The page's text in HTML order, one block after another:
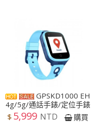
GPSKD1000 EH
4g/5g/通話手錶/定位手錶
$ 5,999 NTD 購買